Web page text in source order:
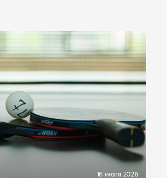
16 июля 2026